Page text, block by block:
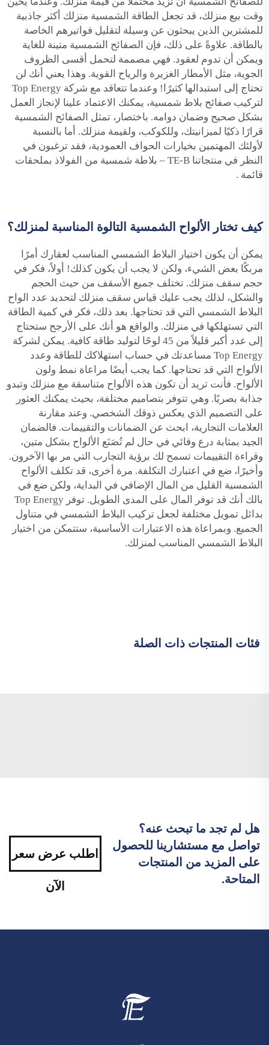
وقت بيع منزلك، قد تجعل الطاقة الشمسية منزلك أكثر جاذبية
للمشترين الذين يبحثون عن وسيلة لتقليل فواتيرهم الخاصة
بالطاقة. علاوةً على ذلك، فإن الصفائح الشمسية متينة للغاية
ويمكن أن تدوم لعقود. فهي مصممة لتحمل أقسى الظروف
الجوية، مثل الأمطار الغزيرة والرياح القوية. وهذا يعني أنك لن
تحتاج إلى استبدالها كثيرًا! وعندما تتعاقد مع شركة Top Energy
لتركيب صفائح بلاط شمسية، يمكنك الاعتماد علينا لإنجاز العمل
بشكل صحيح وضمان دوامه. باختصار، تمثل الصفائح الشمسية
قرارًا ذكيًا لميزانيتك، وللكوكب، ولقيمة منزلك. أما بالنسبة
لأولئك المهتمين بخيارات الحواف العمودية، فقد ترغبون في
النظر في منتجاتنا
TE-B – بلاطة شمسية من الفولاذ بملحقات
قائمة .
كيف تختار الألواح الشمسية التالوة المناسبة لمنزلك؟
يمكن أن يكون اختيار البلاط الشمسي المناسب لعقارك أمرًا
مربكًا بعض الشيء، ولكن لا يجب أن يكون كذلك! أولاً، فكر في
حجم سقف منزلك. تختلف جميع الأسقف من حيث الحجم
والشكل، لذلك يجب عليك قياس سقف منزلك لتحديد عدد الواح
البلاط الشمسي التي قد تحتاجها. بعد ذلك، فكر في كمية الطاقة
التي تستهلكها في منزلك. والواقع هو أنك على الأرجح ستحتاج
إلى عدد أكبر قليلاً من 45 لوحًا لتوليد طاقة كافية. يمكن لشركة
Top Energy مساعدتك في حساب استهلاكك للطاقة وعدد
الألواح التي قد تحتاجها. كما يجب أيضًا مراعاة نمط ولون
الألواح. فأنت تريد أن تكون هذه الألواح متناسقة مع منزلك وتبدو
جذابة بصريًا. وهي تتوفر بتصاميم مختلفة، بحيث يمكنك العثور
على التصميم الذي يعكس ذوقك الشخصي. وعند مقارنة
العلامات التجارية، ابحث عن الضمانات والتقييمات. فالضمان
الجيد بمثابة درع وقائي في حال لم تُصَنَع الألواح بشكل متين،
وقراءة التقييمات تسمح لك برؤية التجارب التي مر بها الآخرون.
وأخيرًا، ضع في اعتبارك التكلفة. مرة أخرى، قد تكلف الألواح
الشمسية القليل من المال الإضافي في البداية، ولكن ضع في
بالك أنك قد توفر المال على المدى الطويل. توفر Top Energy
بدائل تمويل مختلفة لجعل تركيب البلاط الشمسي في متناول
الجميع. وبمراعاة هذه الاعتبارات الأساسية، ستتمكن من اختيار
البلاط الشمسي المناسب لمنزلك.
فئات المنتجات ذات الصلة
هل لم تجد ما تبحث عنه؟
تواصل مع مستشارينا للحصول
على المزيد من المنتجات
المتاحة.
اطلب عرض سعر
الآن